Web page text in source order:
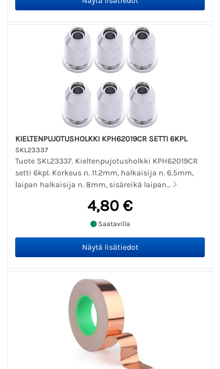
KIELTENPUJOTUSHOLKKI KPH62019CR SETTI 6KPL
SKL23337
Tuote SKL23337. Kieltenpujotusholkki KPH62019CR
setti 6kpl. Korkeus n. 11.2mm, halkaisija n. 6.5mm,
laipan halkaisija n. 8mm, sisäreikä laipan...
4,80 €
Saatavilla